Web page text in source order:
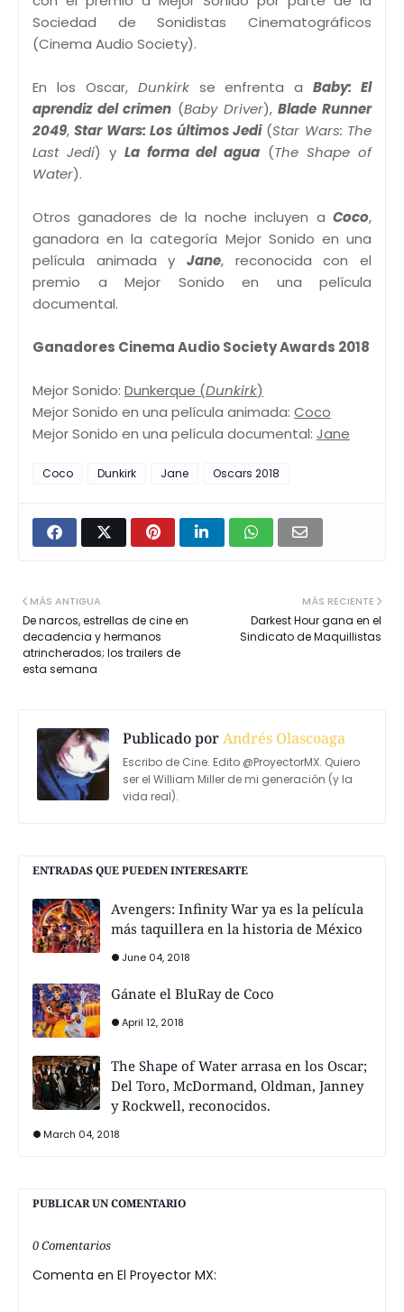
Sociedad de Sonidistas Cinematográficos
(Cinema Audio Society).
En los Oscar, Dunkirk se enfrenta aBaby: El
aprendiz del crimen (Baby Driver),Blade Runner
2049,Star Wars: Los últimos Jedi(Star Wars: The
Last Jedi) y La forma del agua (The Shape of
Water).
Otros ganadores de la noche incluyen a Coco,
ganadora en la categoría Mejor Sonido en una
película animada y Jane, reconocida con el
premio a Mejor Sonido en una película
documental.
Ganadores Cinema Audio Society Awards 2018
Mejor Sonido: Dunkerque (Dunkirk)
Mejor Sonido en una película animada: Coco
Mejor Sonido en una película documental: Jane
Coco Dunkirk Jane Oscars 2018
MÁS RECIENTE
Darkest Hour gana en el
Sindicato de Maquillistas
MÁS ANTIGUA
De narcos, estrellas de cine en
decadencia y hermanos
atrincherados; los trailers de
esta semana
Publicado porAndrés Olascoaga
Escribo de Cine. Edito @ProyectorMX. Quiero
ser el William Miller de mi generación (y la
vida real).
ENTRADAS QUE PUEDEN INTERESARTE
Avengers: Infinity War ya es la película
más taquillera en la historia de México
June 04, 2018
Gánate el BluRay de Coco
April 12, 2018
The Shape of Water arrasa en los Oscar;
Del Toro, McDormand, Oldman, Janney
y Rockwell, reconocidos.
March 04, 2018
PUBLICAR UN COMENTARIO
0 Comentarios
Comenta en El Proyector MX: